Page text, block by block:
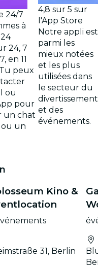
24/7
à
24, 7
en 11
peux
ou
pour
un chat
un
4,8 sur 5 sur
l'App Store
Notre appli est
parmi les
mieux notées
et les plus
utilisées dans
le secteur du
divertissement
et des
événements.
Kino &
31, Berlin